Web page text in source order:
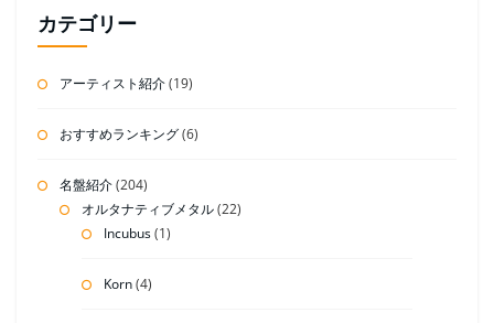
カテゴリー
アーティスト紹介(19)
おすすめランキング(6)
名盤紹介(204)
オルタナティブメタル(22)
Incubus(1)
Korn(4)